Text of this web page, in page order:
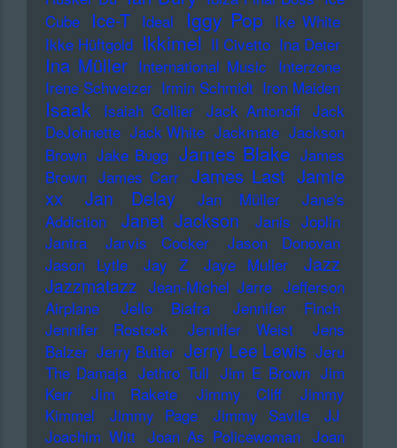
Cube
Ice-T Ideal Iggy Pop Ike White
Ikke Hüftgold Ikkimel Il Civetto Ina Deter
Ina Müller International Music Interzone
Irene Schweizer Irmin Schmidt Iron Maiden
Isaak Isaiah Collier Jack Antonoff Jack
DeJohnette Jack White Jackmate Jackson
Brown Jake Bugg James Blake James
Brown James Carr James Last Jamie
xx
Jan Delay Jan Müller
Jane's
Addiction
Janet Jackson
Janis Joplin
Jantra
Jarvis Cocker
Jason Donovan
Jason Lytle
Jay Z Jaye Muller
Jazz
Jazzmatazz Jean-Michel Jarre Jefferson
Airplane
Jello Biafra
Jennifer Finch
Jennifer Rostock
Jennifer Weist
Jens
Balzer Jerry Butler Jerry Lee Lewis Jeru
The Damaja Jethro Tull Jim E Brown Jim
Kerr
Jim Rakete Jimmy Cliff
Jimmy
Kimmel
Jimmy Page Jimmy Savile
JJ
Joachim Witt Joan As Policewoman Joan